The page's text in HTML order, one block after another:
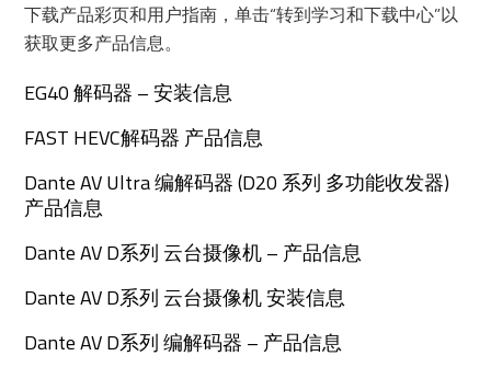
下载产品彩页和用户指南，单击“转到学习和下载中心”以
获取更多产品信息。
EG40 解码器 – 安装信息
FAST HEVC解码器 产品信息
Dante AV Ultra 编解码器 (D20 系列 多功能收发器)
产品信息
Dante AV D系列 云台摄像机 – 产品信息
Dante AV D系列 云台摄像机 安装信息
Dante AV D系列 编解码器 – 产品信息